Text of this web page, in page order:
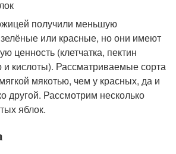
получили меньшую
или красные, но они имеют
ценность (клетчатка, пектин
и кислоты). Рассматриваемые сорта
мякотью, чем у красных, да и
другой. Рассмотрим несколько
яблок.